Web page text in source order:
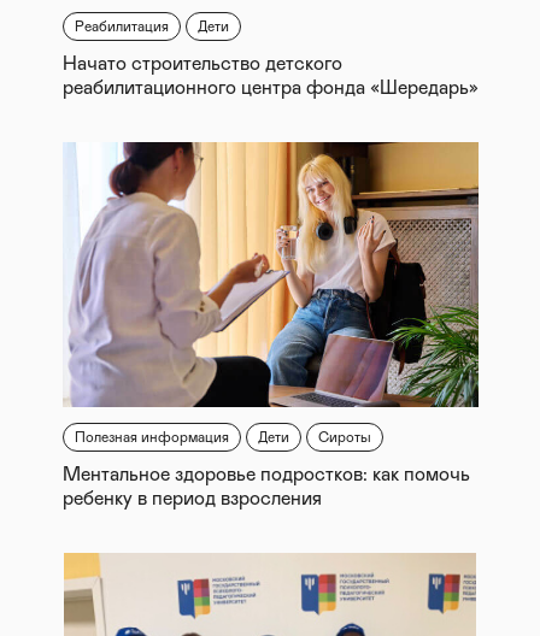
Реабилитация Дети
Начато строительство детского
реабилитационного центра фонда «Шередарь»
Полезная информация Дети Сироты
Ментальное здоровье подростков: как помочь
ребенку в период взросления